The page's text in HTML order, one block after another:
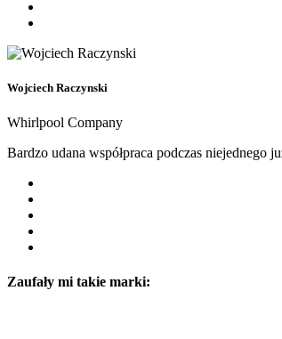
Wojciech Raczynski
Whirlpool Company
Bardzo udana współpraca podczas niejednego
Zaufały mi takie marki: